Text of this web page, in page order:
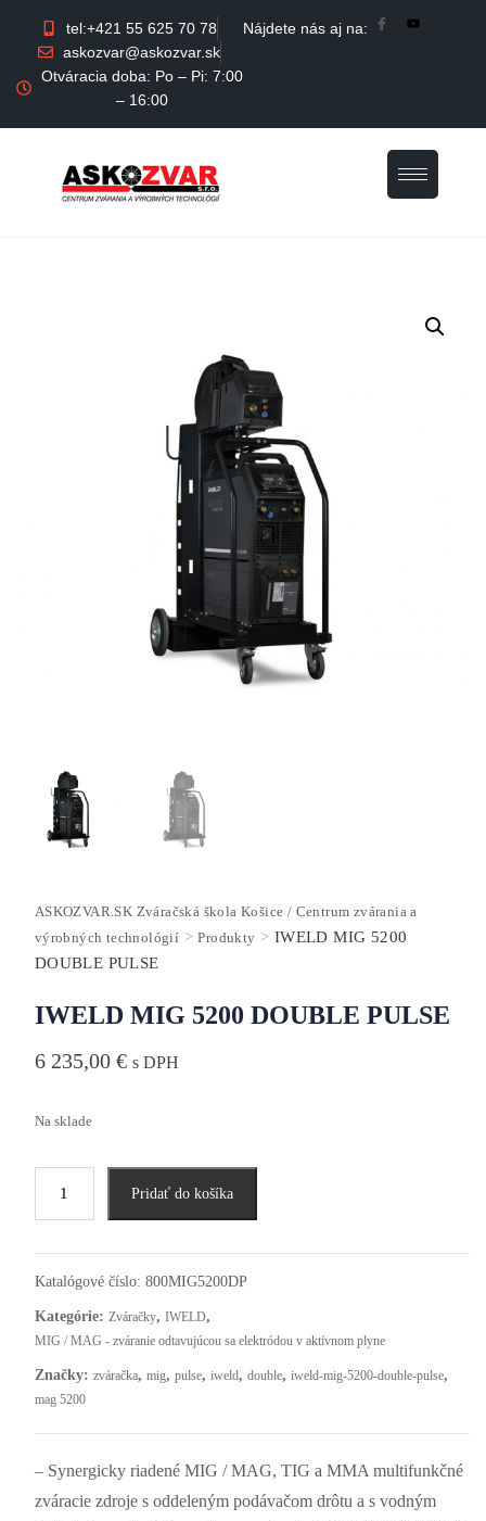
tel:+421 55 625 70 78
askozvar@askozvar.sk
Otváracia doba: Po – Pi: 7:00
– 16:00
Nájdete nás aj na:
ASKOZVAR.SK Zváračská škola Košice / Centrum zvárania a
výrobných technológií >Produkty > IWELD MIG 5200
DOUBLE PULSE
IWELD MIG 5200 DOUBLE PULSE
6 235,00 € s DPH
Na sklade
Pridať do košíka
Katalógové číslo: 800MIG5200DP
Kategórie: Zváračky, IWELD,
MIG / MAG - zváranie odtavujúcou sa elektródou v aktívnom plyne
Značky: zváračka, mig, pulse, iweld, double, iweld-mig-5200-double-pulse,
mag 5200
– Synergicky riadené MIG / MAG, TIG a MMA multifunkčné
zváracie zdroje s oddeleným podávačom drôtu a s vodným